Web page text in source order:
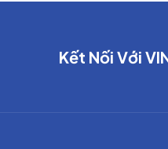
Kết Nối Với